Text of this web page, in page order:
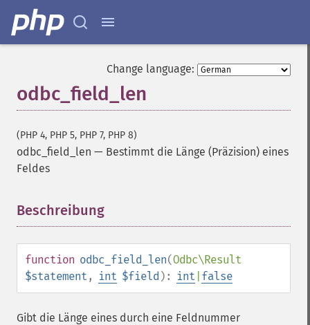
Change language:
odbc_field_len
(PHP 4, PHP 5, PHP 7, PHP 8)
odbc_field_len — Bestimmt die Länge (Präzision) eines
Feldes
Beschreibung
function odbc_field_len(Odbc\Result
$statement , int $field ): int false
Gibt die Länge eines durch eine Feldnummer